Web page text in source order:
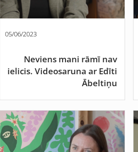
05/06/2023
Neviens mani rāmī nav
ielicis. Videosaruna ar Edīti
Ābeltiņu